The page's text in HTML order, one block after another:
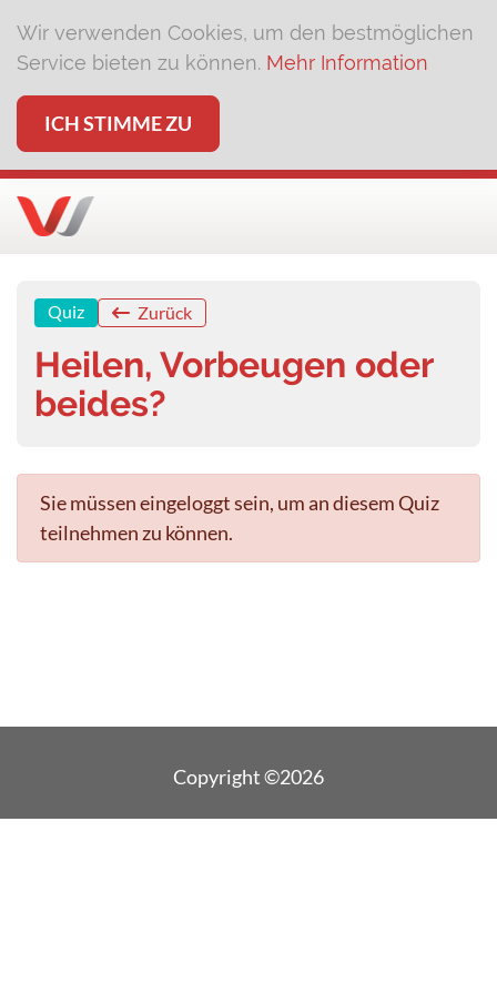
Wir verwenden Cookies, um den bestmöglichen
Service bieten zu können. Mehr Information
ICH STIMME ZU
Quiz Zurück
Heilen, Vorbeugen oder
beides?
Sie müssen eingeloggt sein, um an diesem Quiz
teilnehmen zu können.
Copyright ©2026